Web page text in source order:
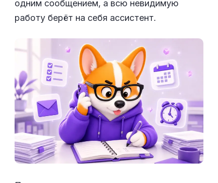
одним сообщением, а всю невидимую
работу берёт на себя ассистент.